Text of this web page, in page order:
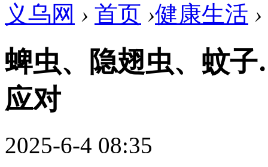
义乌网 › 首页 ›健康生活 ›
蜱虫、隐翅虫、蚊
应对
2025-6-4 08:35